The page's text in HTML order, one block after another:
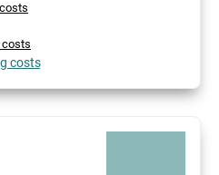
costs
costs